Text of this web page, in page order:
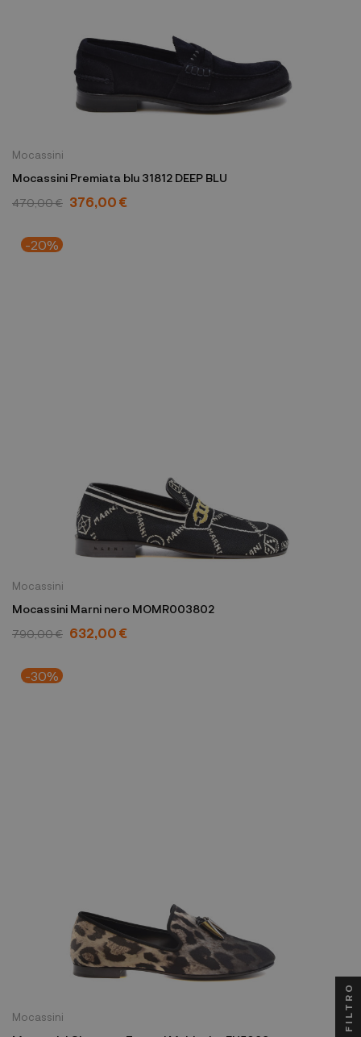
Mocassini
Mocassini Premiata blu 31812 DEEP BLU
470,00 € 376,00 €
-20%
Mocassini
Mocassini Marni nero MOMR003802
790,00 € 632,00 €
-30%
Mocassini FILTRO